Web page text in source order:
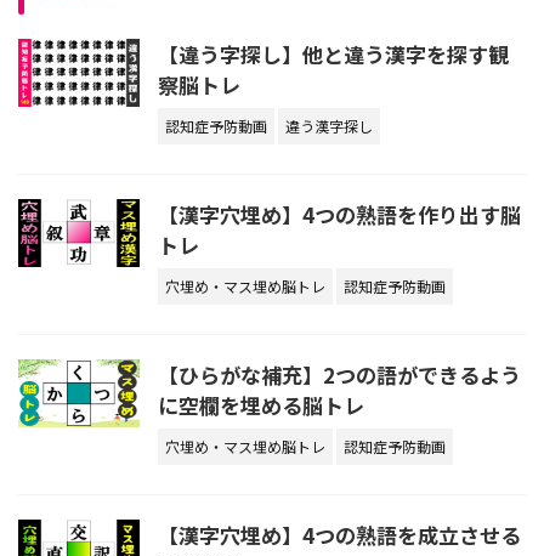
【違う字探し】他と違う漢字を探す観
察脳トレ
認知症予防動画 違う漢字探し
【漢字穴埋め】4つの熟語を作り出す脳
トレ
穴埋め・マス埋め脳トレ 認知症予防動画
【ひらがな補充】2つの語ができるよう
に空欄を埋める脳トレ
穴埋め・マス埋め脳トレ 認知症予防動画
【漢字穴埋め】4つの熟語を成立させる